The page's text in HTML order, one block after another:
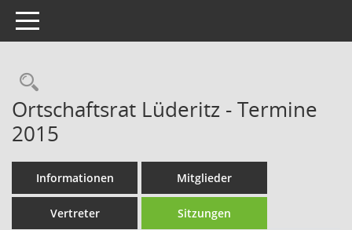
Toggle navigation
Rechercheauswahl
Ortschaftsrat Lüderitz - Termine
2015
Informationen Mitglieder
Vertreter Sitzungen